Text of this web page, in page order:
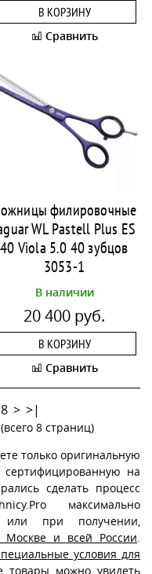
В КОРЗИНУ
Сравнить
филировочные
WL Pastell Plus ES
40 Viola 5.0 40 зубцов
3053-1
В наличии
20 400 руб.
В КОРЗИНУ
Сравнить
8 > >|
8 страниц)
только оригинальную
сертифицированную на
сделать процесс
максимально
или при получении,
Москве и всей России
условия для
товары можно увидеть